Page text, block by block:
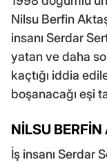
Nilsu Berfin
insanı Serdar
yatan ve daha
kaçtığı iddia
boşanacağı eşi
NİLSU
İş insanı Serdar